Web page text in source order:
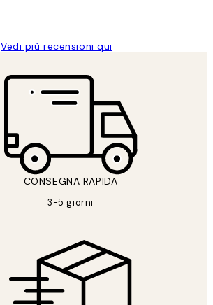
Vedi più recensioni qui
CONSEGNA RAPIDA
3-5 giorni